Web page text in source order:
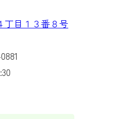
丁目１３番８号